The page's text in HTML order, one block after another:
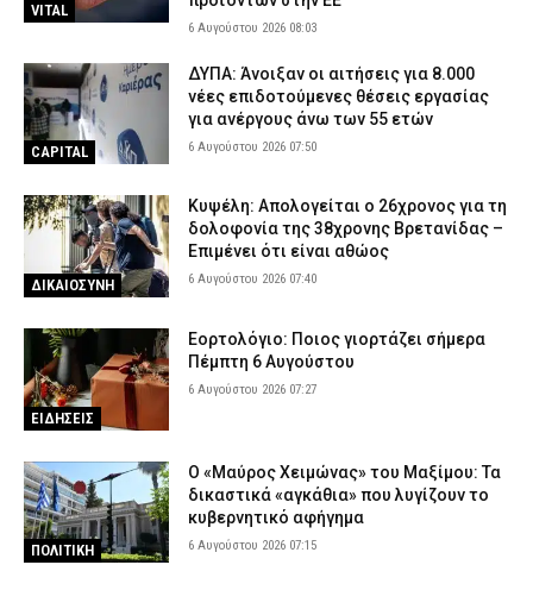
VITAL
6 Αυγούστου 2026 08:03
CAPITAL
ΔΥΠΑ: Άνοιξαν οι αιτήσεις για 8.000
νέες επιδοτούμενες θέσεις εργασίας
για ανέργους άνω των 55 ετών
6 Αυγούστου 2026 07:50
ΔΙΚΑΙΟΣΥΝΗ
Κυψέλη: Απολογείται ο 26χρονος για τη
δολοφονία της 38χρονης Βρετανίδας –
Επιμένει ότι είναι αθώος
6 Αυγούστου 2026 07:40
ΕΙΔΗΣΕΙΣ
Εορτολόγιο: Ποιος γιορτάζει σήμερα
Πέμπτη 6 Αυγούστου
6 Αυγούστου 2026 07:27
ΠΟΛΙΤΙΚΗ
Ο «Μαύρος Χειμώνας» του Μαξίμου: Τα
δικαστικά «αγκάθια» που λυγίζουν το
κυβερνητικό αφήγημα
6 Αυγούστου 2026 07:15